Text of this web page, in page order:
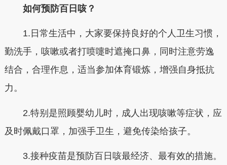
如何预防百日咳？
1.日常生活中，大家要保持良好的个人卫生习惯，
勤洗手，咳嗽或者打喷嚏时遮掩口鼻，同时注意劳逸
结合，合理作息，适当参加体育锻炼，增强自身抵抗
力。
2.特别是照顾婴幼儿时，成人出现咳嗽等症状，应
及时佩戴口罩，加强手卫生，避免传染给孩子。
3.接种疫苗是预防百日咳最经济、最有效的措施。